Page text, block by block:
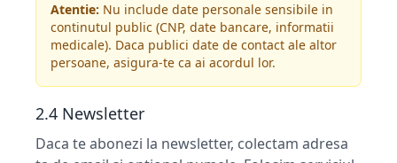
Atentie: Nu include date personale sensibile in
continutul public (CNP, date bancare, informatii
medicale). Daca publici date de contact ale altor
persoane, asigura-te ca ai acordul lor.
2.4 Newsletter
Daca te abonezi la newsletter, colectam adresa